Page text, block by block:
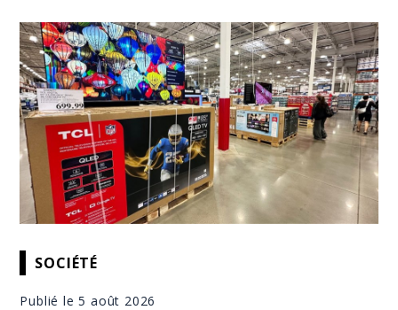
SOCIÉTÉ
Publié le 5 août 2026